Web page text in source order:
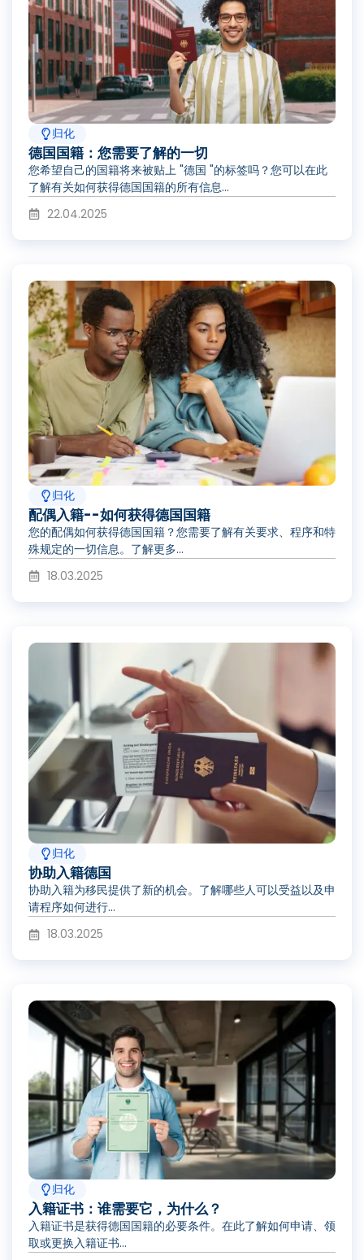
归化
德国国籍：您需要了解的一切
您希望自己的国籍将来被贴上 "德国 "的标签吗？您可以在此
了解有关如何获得德国国籍的所有信息...
22.04.2025
归化
配偶入籍--如何获得德国国籍
您的配偶如何获得德国国籍？您需要了解有关要求、程序和特
殊规定的一切信息。了解更多...
18.03.2025
归化
协助入籍德国
协助入籍为移民提供了新的机会。了解哪些人可以受益以及申
请程序如何进行...
18.03.2025
归化
入籍证书：谁需要它，为什么？
入籍证书是获得德国国籍的必要条件。在此了解如何申请、领
取或更换入籍证书...